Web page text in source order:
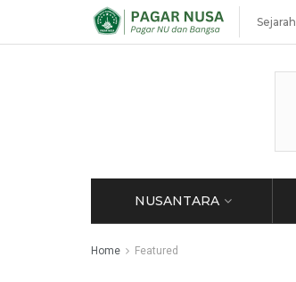
Sejarah
NUSANTARA
Home Featured